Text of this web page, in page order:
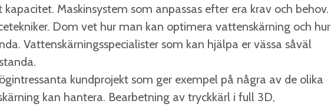
Maskinsystem som anpassas efter era krav och behov.
Dom vet hur man kan optimera vattenskärning och hur
Vattenskärningsspecialister som kan hjälpa er vässa såväl
kundprojekt som ger exempel på några av de olika
kan hantera. Bearbetning av tryckkärl i full 3D,